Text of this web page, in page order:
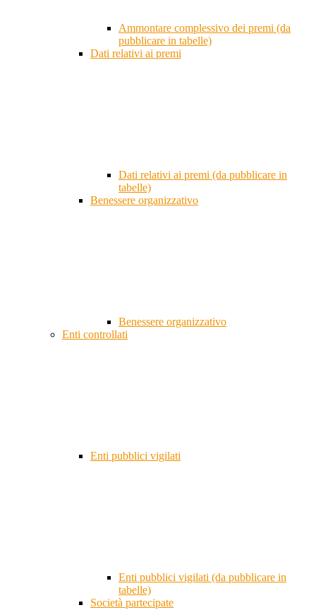
Ammontare complessivo dei premi (da
pubblicare in tabelle)
Dati relativi ai premi
Dati relativi ai premi (da pubblicare in
tabelle)
Benessere organizzativo
Benessere organizzativo
Enti controllati
Enti pubblici vigilati
Enti pubblici vigilati (da pubblicare in
tabelle)
Società partecipate